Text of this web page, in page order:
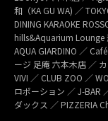
和（KA GU WA) ／
DINING KARAOKE
hills&Aquarium Lounge
AQUA GIARDINO ／
ージ 足庵 六本木店 ／
VIVI ／ CLUB ZOO ／
ロポーション ／ J-BAR
ダックス ／ PIZZERIA